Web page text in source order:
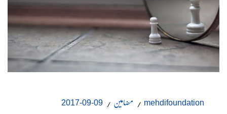
mehdifoundation مضامین 09-09-2017